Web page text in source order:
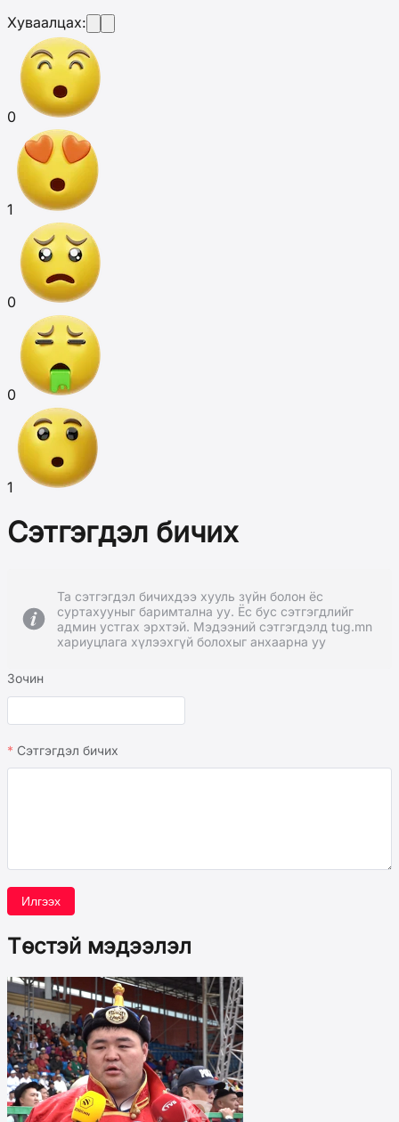
Хуваалцах:
0
1
0
0
1
Сэтгэгдэл бичих
Та сэтгэгдэл бичихдээ хууль зүйн болон ёс
суртахууныг баримтална уу. Ёс бус сэтгэгдлийг
админ устгах эрхтэй. Мэдээний сэтгэгдэлд tug.mn
хариуцлага хүлээхгүй болохыг анхаарна уу
Зочин
Сэтгэгдэл бичих
Илгээх
Төстэй мэдээлэл